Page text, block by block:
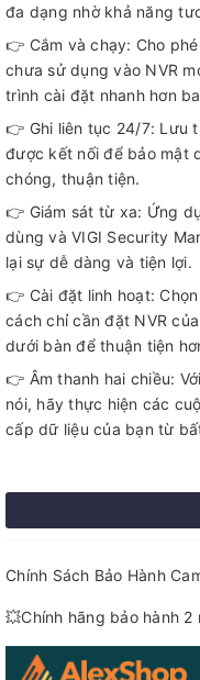
đa dạng nhờ khả năng
👉 Cắm và chạy: Cho
chưa sử dụng vào NVR
trình cài đặt nhanh hơn
👉 Ghi liên tục 24/7: Lưu
được kết nối để bảo mật
chóng, thuận tiện.
👉 Giám sát từ xa: Ứng
dùng và VIGI Security
lại sự dễ dàng và tiện lợi.
👉 Cài đặt linh hoạt:
cách chỉ cần đặt NVR
dưới bàn để thuận tiện
👉 Âm thanh hai chiều:
nói, hãy thực hiện các
cấp dữ liệu của bạn từ
Chính Sách Bảo Hành
💥Chính hãng bảo hành